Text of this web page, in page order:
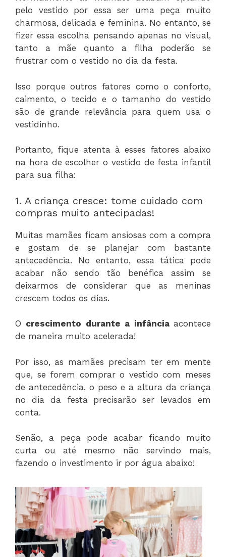
pelo vestido por essa ser uma peça muito
charmosa, delicada e feminina. No entanto, se
fizer essa escolha pensando apenas no visual,
tanto a mãe quanto a filha poderão se
frustrar com o vestido no dia da festa.
Isso porque outros fatores como o conforto,
caimento, o tecido e o tamanho do vestido
são de grande relevância para quem usa o
vestidinho.
Portanto, fique atenta à esses fatores abaixo
na hora de escolher o vestido de festa infantil
para sua filha:
1. A criança cresce: tome cuidado com
compras muito antecipadas!
Muitas mamães ficam ansiosas com a compra
e gostam de se planejar com bastante
antecedência. No entanto, essa tática pode
acabar não sendo tão benéfica assim se
deixarmos de considerar que as meninas
crescem todos os dias.
O crescimento durante a infânciaacontece
de maneira muito acelerada!
Por isso, as mamães precisam ter em mente
que, se forem comprar o vestido com meses
de antecedência, o peso e a altura da criança
no dia da festa precisarão ser levados em
conta.
Senão, a peça pode acabar ficando muito
curta ou até mesmo não servindo mais,
fazendo o investimento ir por água abaixo!